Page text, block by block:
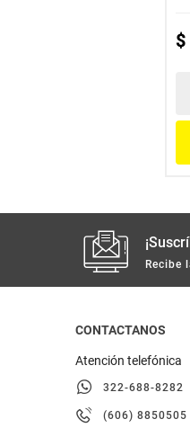
$
Recibe
CONTACTANOS
Atención telefónica
322-688-8282
(606) 8850505